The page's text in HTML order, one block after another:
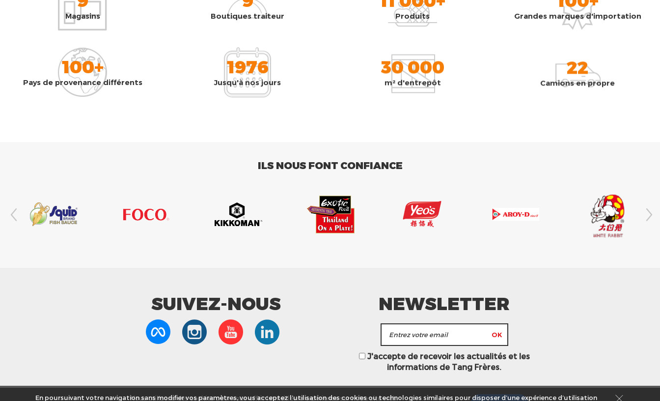
Magasins Boutiques traiteur Produits Grandes marques d'importation
100+
Pays de provenance différents
1976
Jusqu'à nos jours
30 000
m² d'entrepôt
22
Camions en propre
ILS NOUS FONT CONFIANCE
SUIVEZ-NOUS NEWSLETTER
J'accepte de recevoir les actualités et les
informations de Tang Frères.
En poursuivant votre navigation sans modifier vos paramètres, vous acceptez l’utilisation des cookies ou technologies similaires pour disposer d’une expérience d’utilisation
Nous utilisons des cookies pour vous offrir la meilleure expérience sur notre site web.